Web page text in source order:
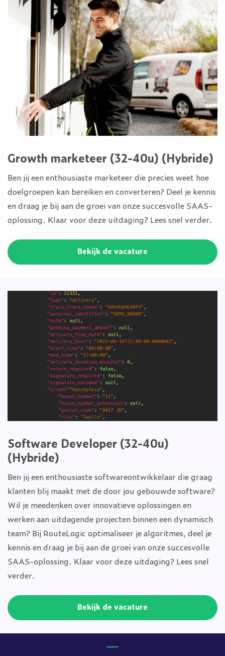
Growth marketeer (32-40u) (Hybride)
Ben jij een enthousiaste marketeer die precies weet hoe
doelgroepen kan bereiken en converteren? Deel je kennis
en draag je bij aan de groei van onze succesvolle SAAS-
oplossing. Klaar voor deze uitdaging? Lees snel verder.
Bekijk de vacature
Software Developer (32-40u)
(Hybride)
Ben jij een enthousiaste softwareontwikkelaar die graag
klanten blij maakt met de door jou gebouwde software?
Wil je meedenken over innovatieve oplossingen en
werken aan uitdagende projecten binnen een dynamisch
team? Bij RouteLogic optimaliseer je algoritmes, deel je
kennis en draag je bij aan de groei van onze succesvolle
SAAS-oplossing. Klaar voor deze uitdaging? Lees snel
verder.
Bekijk de vacature